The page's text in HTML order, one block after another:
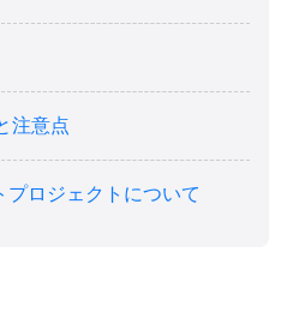
注意点
ロジェクトについて